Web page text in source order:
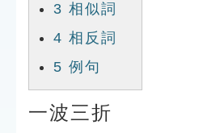
遊戲專區
教學應用
3 相似詞
4 相反詞
5 例句
一波三折